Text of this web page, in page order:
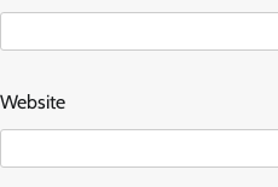
Website